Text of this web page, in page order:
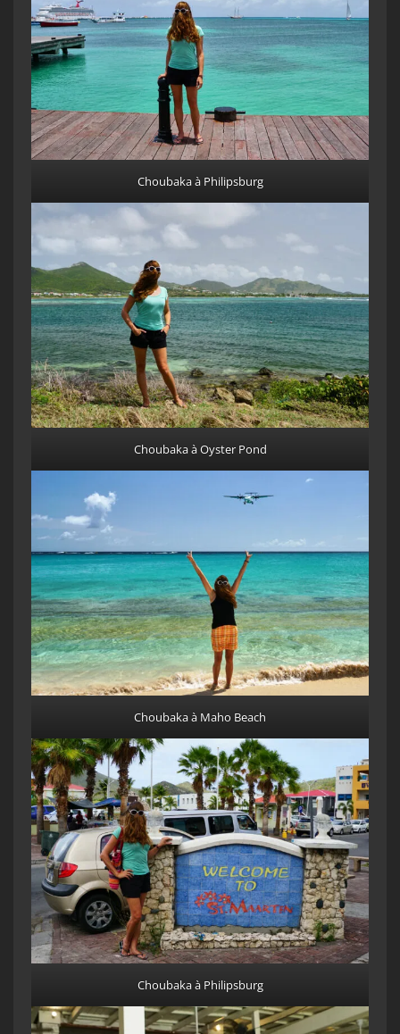
Choubaka à Philipsburg
Choubaka à Oyster Pond
Choubaka à Maho Beach
Choubaka à Philipsburg